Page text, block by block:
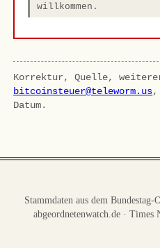
willkommen.
Korrektur, Quelle,
bitcoinsteuer@teleworm.us,
Datum.
Stammdaten aus dem Bundestag-
abgeordnetenwatch.de · Times